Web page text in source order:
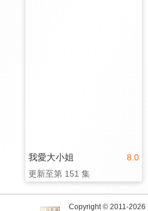
8.0
我愛大小姐
更新至第 151 集
Copyright © 2011-2026